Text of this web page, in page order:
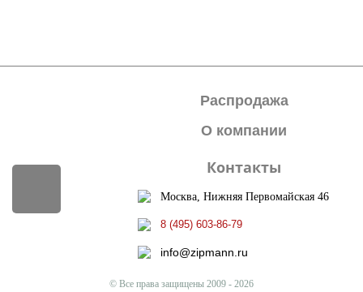
Контакты
Москва, Нижняя Первомайская 46
8 (495) 603-86-79
info@zipmann.ru
Распродажа
О компании
© Все права защищены 2009 - 2026